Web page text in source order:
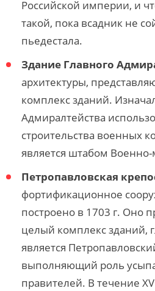
Российской империи, и
такой, пока всадник не
пьедестала.
Здание Главного
архитектуры,
комплекс зданий.
Адмиралтейства
строительства военных
является штабом Военно-
Петропавловская
фортификационное
построено в 1703 г. Оно
целый комплекс зданий,
является
выполняющий роль
правителей. В течение